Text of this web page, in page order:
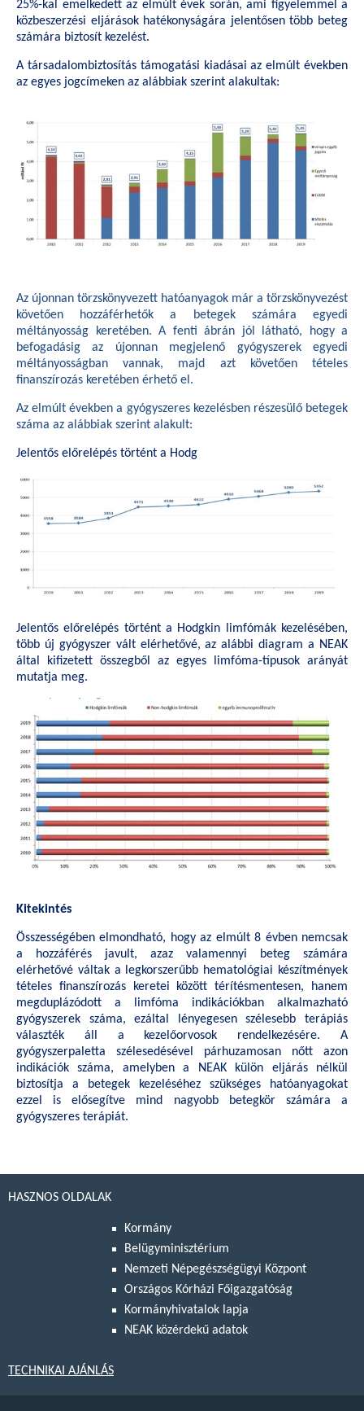
25%-kal emelkedett az elmúlt évek során, ami figyelemmel a
közbeszerzési eljárások hatékonyságára jelentősen több beteg
számára biztosít kezelést.
A társadalombiztosítás támogatási kiadásai az elmúlt években
az egyes jogcímeken az alábbiak szerint alakultak:
Az újonnan törzskönyvezett hatóanyagok már a törzskönyvezést
követően hozzáférhetők a betegek számára egyedi
méltányosság keretében. A fenti ábrán jól látható, hogy a
befogadásig az újonnan megjelenő gyógyszerek egyedi
méltányosságban vannak, majd azt követően tételes
finanszírozás keretében érhető el.
Az elmúlt években a gyógyszeres kezelésben részesülő betegek
száma az alábbiak szerint alakult:
Jelentős előrelépés történt a Hodg
Jelentős előrelépés történt a Hodgkin limfómák kezelésében,
több új gyógyszer vált elérhetővé, az alábbi diagram a NEAK
által kifizetett összegből az egyes limfóma-típusok arányát
mutatja meg.
Kitekintés
Összességében elmondható, hogy az elmúlt 8 évben nemcsak
a hozzáférés javult, azaz valamennyi beteg számára
elérhetővé váltak a legkorszerűbb hematológiai készítmények
tételes finanszírozás keretei között térítésmentesen, hanem
megduplázódott a limfóma indikációkban alkalmazható
gyógyszerek száma, ezáltal lényegesen szélesebb terápiás
választék áll a kezelőorvosok rendelkezésére. A
gyógyszerpaletta szélesedésével párhuzamosan nőtt azon
indikációk száma, amelyben a NEAK külön eljárás nélkül
biztosítja a betegek kezeléséhez szükséges hatóanyagokat
ezzel is elősegítve mind nagyobb betegkör számára a
gyógyszeres terápiát.
HASZNOS OLDALAK
Kormány
Belügyminisztérium
Nemzeti Népegészségügyi Központ
Országos Kórházi Főigazgatóság
Kormányhivatalok lapja
NEAK közérdekű adatok
TECHNIKAI AJÁNLÁS